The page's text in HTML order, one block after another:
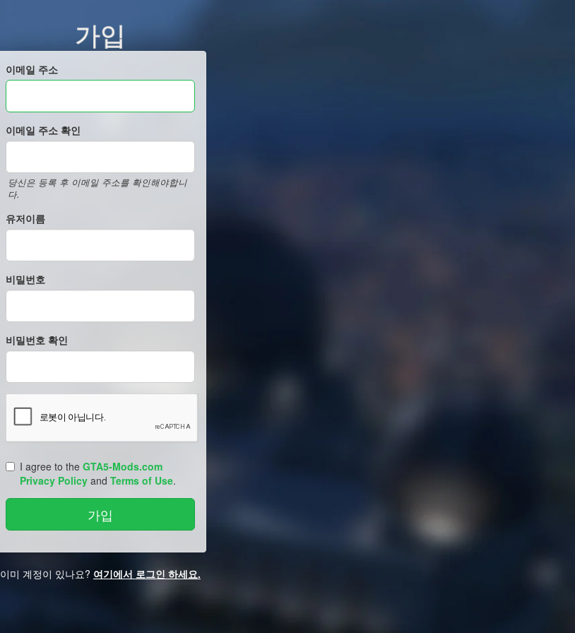
가입
이메일 주소
이메일 주소 확인
당신은 등록 후 이메일 주소를 확인해야합니
다.
유저이름
비밀번호
비밀번호 확인
I agree to the GTA5-Mods.com
Privacy Policy and Terms of Use.
이미 계정이 있나요? 여기에서 로그인 하세요.